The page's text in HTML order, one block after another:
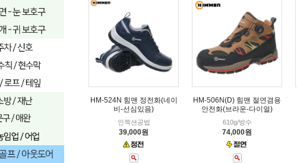
HM-524N 힘맨 정전화(네이
비-선심있음)
인젝션공법
39,000원
HM-506N(D) 힘맨 절연겸용
안전화(브라운-다이얼)
610g/방수
74,000원